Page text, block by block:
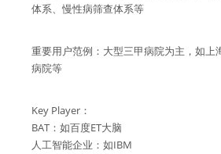
体系、慢性病筛查体系等
重要用户范例：大型三甲病院为主，如上
病院等
Key Player：
BAT：如百度ET大脑
人工智能企业：如IBM